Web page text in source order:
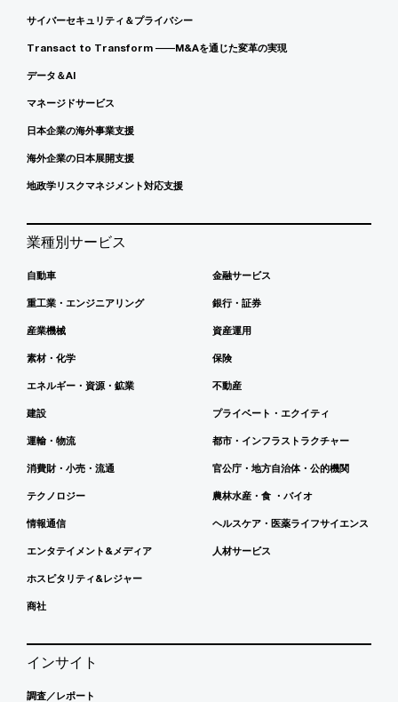
サイバーセキュリティ＆プライバシー
Transact to Transform ――M&Aを通じた変革の実現
データ＆AI
マネージドサービス
日本企業の海外事業支援
海外企業の日本展開支援
地政学リスクマネジメント対応支援
業種別サービス
自動車
重工業・エンジニアリング
産業機械
素材・化学
エネルギー・資源・鉱業
建設
運輸・物流
消費財・小売・流通
テクノロジー
情報通信
エンタテイメント&メディア
ホスピタリティ&レジャー
商社
金融サービス
銀行・証券
資産運用
保険
不動産
プライベート・エクイティ
都市・インフラストラクチャー
官公庁・地方自治体・公的機関
農林水産・食 ・バイオ
ヘルスケア・医薬ライフサイエンス
人材サービス
インサイト
調査／レポート